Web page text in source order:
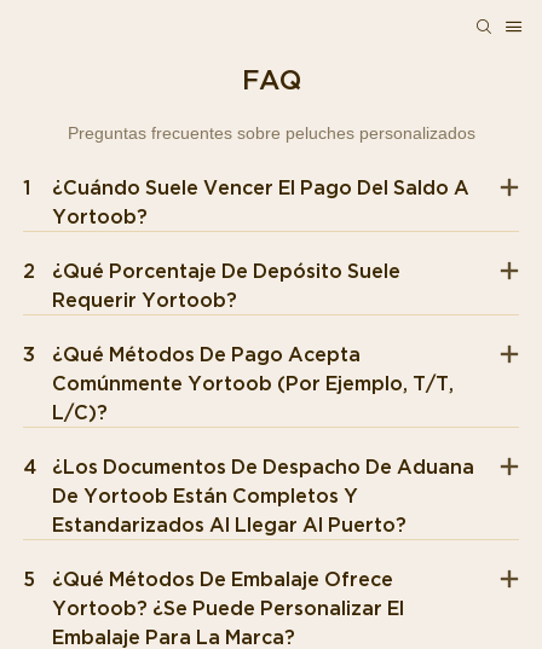
FAQ
Preguntas frecuentes sobre peluches personalizados
1
¿Cuándo Suele Vencer El Pago Del Saldo A
Yortoob?
2
¿Qué Porcentaje De Depósito Suele
Requerir Yortoob?
3
¿Qué Métodos De Pago Acepta
Comúnmente Yortoob (por Ejemplo, T/T,
L/C)?
4
¿Los Documentos De Despacho De Aduana
De Yortoob Están Completos Y
Estandarizados Al Llegar Al Puerto?
5
¿Qué Métodos De Embalaje Ofrece
Yortoob? ¿Se Puede Personalizar El
Embalaje Para La Marca?